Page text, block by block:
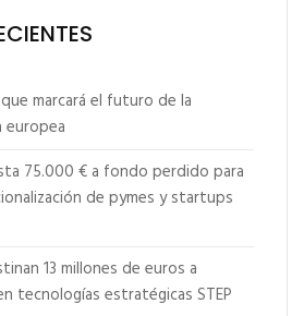
marcará el futuro de la
europea
75.000 € a fondo perdido para
de pymes y startups
13 millones de euros a
tecnologías estratégicas STEP